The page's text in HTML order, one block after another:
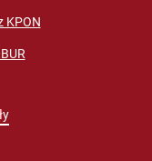
KPON